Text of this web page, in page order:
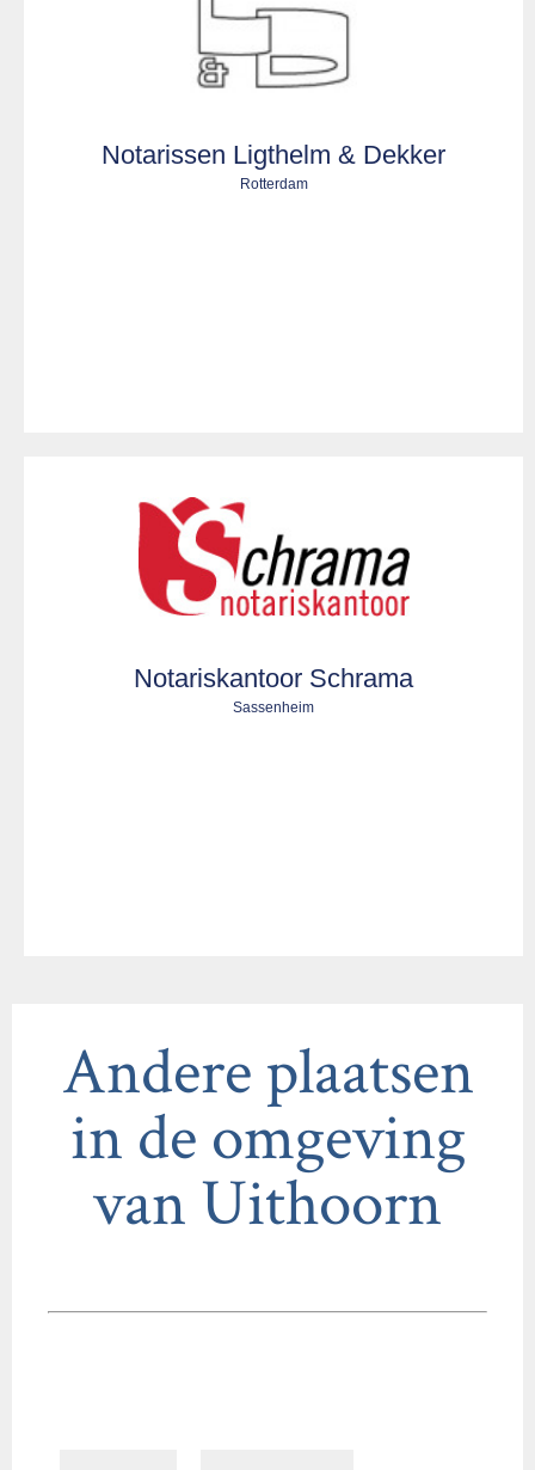
Notarissen Ligthelm & Dekker
Rotterdam
Notariskantoor Schrama
Sassenheim
Andere plaatsen
in de omgeving
van Uithoorn